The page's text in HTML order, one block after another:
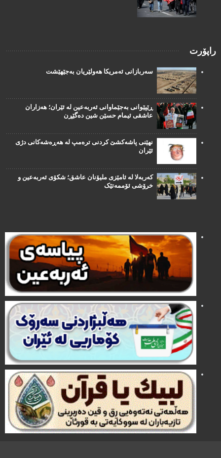
راپۆرت
سەربازانی ئەمریکا هەولێریان بەجێهێشت
ڕێپێوانی بەجێماوانی ئەربەعین لە ئێران؛ هەزاران
عاشقی ئیمام حسێن شین دەگێڕن
نهێنی پاشەکشێ کردنی ترەمپ لە هەڕەشەکانی دژی
ئێران
کەربەلا لە ئامێزی ملیۆنان عاشق؛ شکۆی ئەربەعین و
خرۆشی ئۆممەتێک